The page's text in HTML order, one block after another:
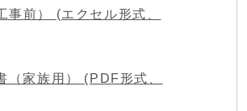
事前） (エクセル形式、
（家族用） (PDF形式、